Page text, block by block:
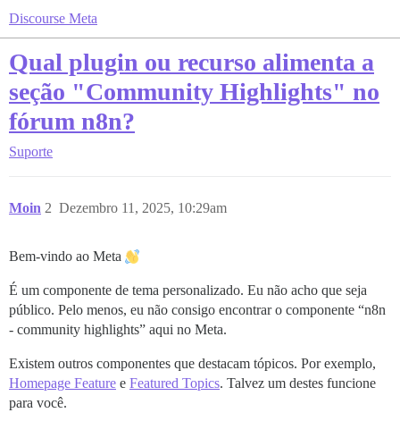
Discourse Meta
Qual plugin ou recurso alimenta a
seção "Community Highlights" no
fórum n8n?
Suporte
Moin Dezembro 11, 2025, 10:29am
2
Bem-vindo ao Meta
É um componente de tema personalizado. Eu não acho que seja
público. Pelo menos, eu não consigo encontrar o componente “n8n
- community highlights” aqui no Meta.
Existem outros componentes que destacam tópicos. Por exemplo,
Homepage Feature e Featured Topics. Talvez um destes funcione
para você.